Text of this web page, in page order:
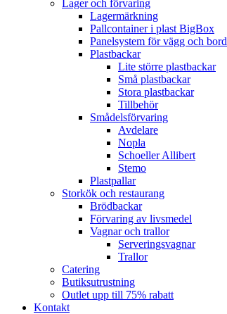
Lager och förvaring
Lagermärkning
Pallcontainer i plast BigBox
Panelsystem för vägg och bord
Plastbackar
Lite större plastbackar
Små plastbackar
Stora plastbackar
Tillbehör
Smådelsförvaring
Avdelare
Nopla
Schoeller Allibert
Stemo
Plastpallar
Storkök och restaurang
Brödbackar
Förvaring av livsmedel
Vagnar och trallor
Serveringsvagnar
Trallor
Catering
Butiksutrustning
Outlet upp till 75% rabatt
Kontakt